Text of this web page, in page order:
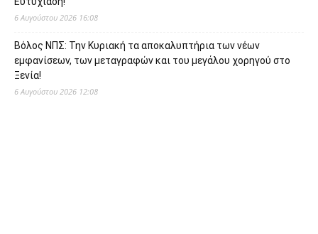
6 Αυγούστου 2026 16:08
Βόλος ΝΠΣ: Την Κυριακή τα αποκαλυπτήρια των νέων
εμφανίσεων, των μεταγραφών και του μεγάλου χορηγού στο
Ξενία!
6 Αυγούστου 2026 12:08